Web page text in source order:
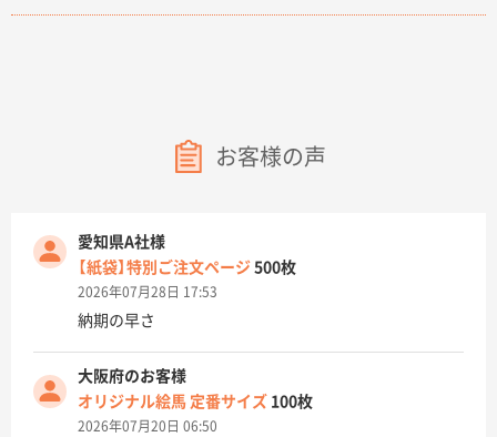
お客様の声
愛知県A社様
【紙袋】特別ご注文ページ 500枚
2026年07月28日 17:53
納期の早さ
大阪府のお客様
オリジナル絵馬 定番サイズ 100枚
2026年07月20日 06:50